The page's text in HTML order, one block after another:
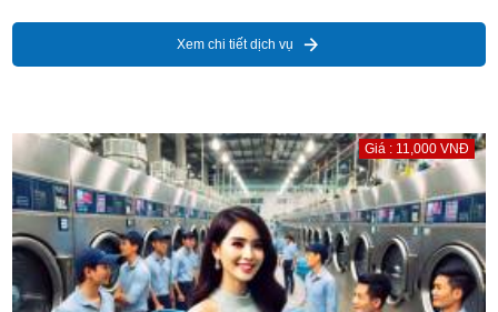
Xem chi tiết dịch vụ
Giá : 11,000 VNĐ